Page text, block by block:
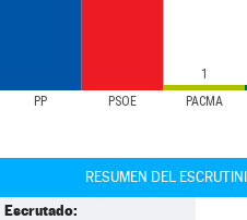
PP PSOE PACMA
1
RESUMEN DEL
Escrutado: